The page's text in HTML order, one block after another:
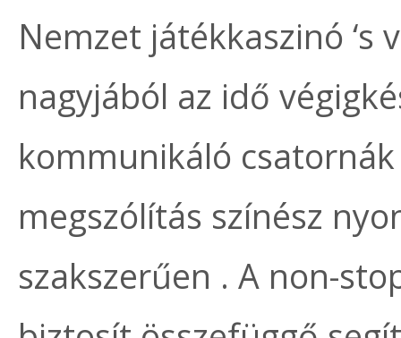
Nemzet játékkaszinó
nagyjából az idő
kommunikáló
megszólítás színész
szakszerűen . A non-